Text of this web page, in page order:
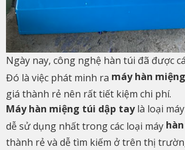
Ngày nay, công nghệ hàn túi đã được
Đó là việc phát minh ra máy hàn
giá thành rẻ nên rất tiết kiệm chi phí.
Máy hàn miệng túi dập taylà loại
dễ sử dụng nhất trong các loại máy
thành rẻ và dễ tìm kiếm ở trên thị